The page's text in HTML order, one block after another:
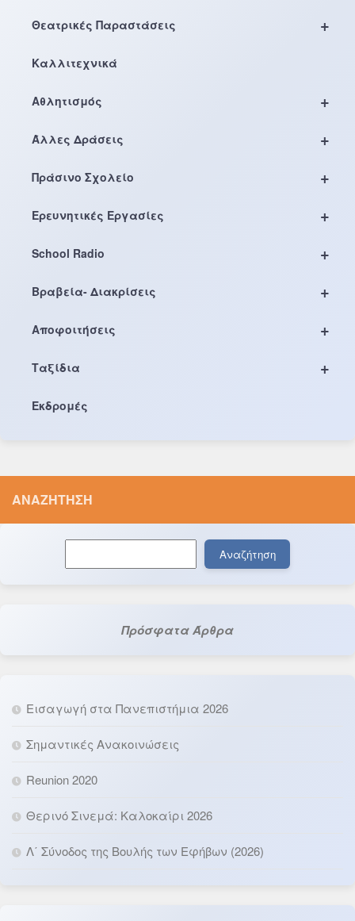
+
Θεατρικές Παραστάσεις
Καλλιτεχνικά
+
Αθλητισμός
+
Άλλες Δράσεις
+
Πράσινο Σχολείο
+
Ερευνητικές Εργασίες
+
School Radio
+
Βραβεία- Διακρίσεις
+
Αποφοιτήσεις
+
Ταξίδια
Εκδρομές
ΑΝΑΖΉΤΗΣΗ
Αναζήτηση
Πρόσφατα Άρθρα
Εισαγωγή στα Πανεπιστήμια 2026
Σημαντικές Ανακοινώσεις
Reunion 2020
Θερινό Σινεμά: Καλοκαίρι 2026
Λ΄ Σύνοδος της Βουλής των Εφήβων (2026)